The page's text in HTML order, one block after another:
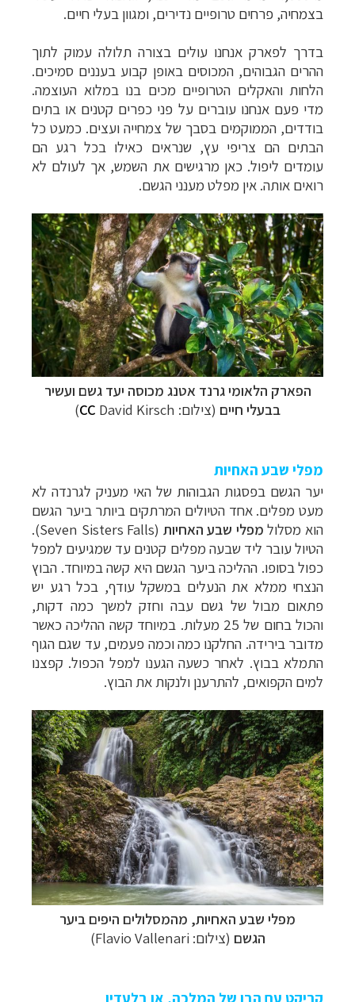
בצמחיה, פרחים טרופיים נדירים, ומגוון בעלי חיים.
בדרך לפארק אנחנו עולים בצורה תלולה עמוק לתוך
ההרים הגבוהים, המכוסים באופן קבוע בעננים סמיכים.
הלחות והאקלים הטרופיים מכים בנו במלוא העוצמה.
מדי פעם אנחנו עוברים על פני כפרים קטנים או בתים
בודדים, הממוקמים בסבך של צמחייה ועצים. כמעט כל
הבתים הם צריפי עץ, שנראים כאילו בכל רגע הם
עומדים ליפול. כאן מרגישים את השמש, אך לעולם לא
רואים אותה. אין מפלט מענני הגשם.
הפארק הלאומי גרנד אטנג מכוסה יעד גשם ועשיר
בבעלי חיים (צילום: CC David Kirsch)
מפלי שבע האחיות
יער הגשם בפסגות הגבוהות של האי מעניק לגרנדה לא
מעט מפלים. אחד הטיולים המרתקים ביותר ביער הגשם
הוא מסלול מפלי שבע האחיות
(Seven Sisters Falls).
הטיול עובר ליד שבעה מפלים קטנים עד שמגיעים למפל
כפול בסופו. ההליכה ביער הגשם היא קשה במיוחד. הבוץ
הנצחי ממלא את הנעלים במשקל עודף, בכל רגע יש
פתאום מבול של גשם עבה וחזק למשך כמה דקות,
והכול בחום של 25 מעלות. במיוחד קשה ההליכה כאשר
מדובר בירידה. החלקנו כמה וכמה פעמים, עד שגם הגוף
התמלא בבוץ. לאחר כשעה הגענו למפל הכפול. קפצנו
למים הקפואים, להתרענן ולנקות את הבוץ.
מפלי שבע האחיות, מהמסלולים היפים ביער
הגשם (צילום: Flavio Vallenari)
קריקט עם הבן של המלכה, או בלעדיו